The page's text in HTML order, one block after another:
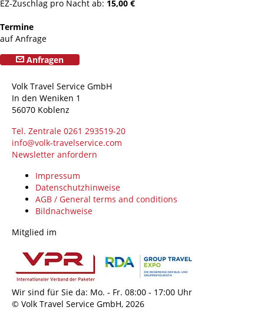
EZ-Zuschlag pro Nacht ab: 15,00 €
Termine
auf Anfrage
Anfragen
Volk Travel Service GmbH
In den Weniken 1
56070 Koblenz
Tel. Zentrale 0261 293519-20
info@volk-travelservice.com
Newsletter anfordern
Impressum
Datenschutzhinweise
AGB / General terms and conditions
Bildnachweise
Mitglied im
Wir sind für Sie da: Mo. ‐ Fr. 08:00 ‐ 17:00 Uhr
© Volk Travel Service GmbH, 2026